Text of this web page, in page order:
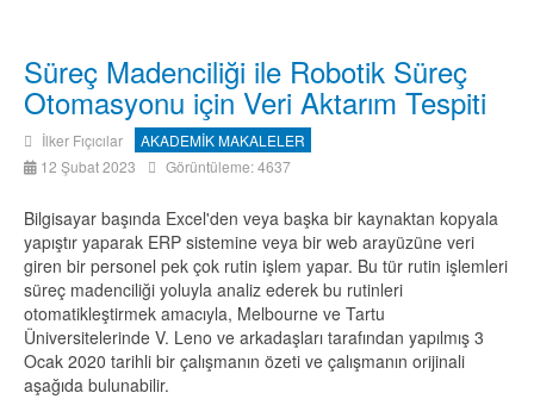
Süreç Madenciliği ile Robotik Süreç
Otomasyonu için Veri Aktarım Tespiti
İlker Fıçıcılar
AKADEMİK MAKALELER
12 Şubat 2023
Görüntüleme: 4637
Bilgisayar başında Excel'den veya başka bir kaynaktan kopyala
yapıştır yaparak ERP sistemine veya bir web arayüzüne veri
giren bir personel pek çok rutin işlem yapar. Bu tür rutin işlemleri
süreç madenciliği yoluyla analiz ederek bu rutinleri
otomatikleştirmek amacıyla, Melbourne ve Tartu
Üniversitelerinde V. Leno ve arkadaşları tarafından yapılmış 3
Ocak 2020 tarihli bir çalışmanın özeti ve çalışmanın orijinali
aşağıda bulunabilir.